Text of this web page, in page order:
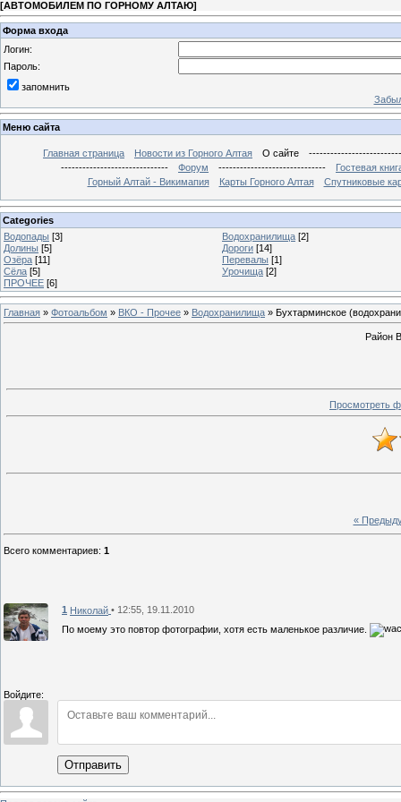
[АВТОМОБИЛЕМ ПО ГОРНОМУ АЛТАЮ]
Форма входа
Логин:
Пароль:
запомнить
Меню сайта
Главная страница Новости из Горного Алтая О сайте
------------------------------
Форум ------------------------------
Гостевая
Горный Алтай - Викимапия
Карты Горного Алтая Спутниковые
Categories
Водопады [3] Водохранилища [2]
Долины [5] Дороги [14]
Озёра [11] Перевалы [1]
Сёла [5] Урочища [2]
ПРОЧЕЕ [6]
Главная » Фотоальбом » ВКО - Прочее » Водохранилища » Бухтарминское
Район
Просмотреть
«
Всего комментариев: 1
1 Николай • 12:55, 19.11.2010
По моему это повтор фотографии, хотя есть маленькое различие.
Войдите:
Отправить